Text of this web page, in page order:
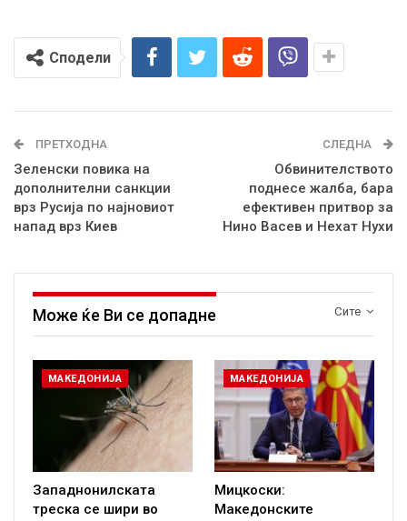
Сподели
ПРЕТХОДНА
Зеленски повика на
дополнителни санкции
врз Русија по најновиот
напад врз Киев
СЛЕДНА
Обвинителството
поднесе жалба, бара
ефективен притвор за
Нино Васев и Нехат Нухи
Сите
Може ќе Ви се допадне
МАКЕДОНИЈА
Западнонилската
треска се шири во
МАКЕДОНИЈА
Мицкоски:
Македонските